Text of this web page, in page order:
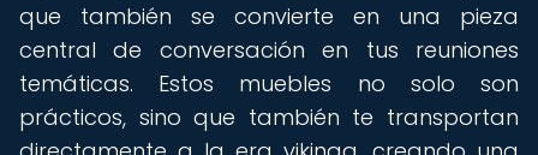
que también se convierte en una pieza
central de conversación en tus reuniones
temáticas. Estos muebles no solo son
prácticos, sino que también te transportan